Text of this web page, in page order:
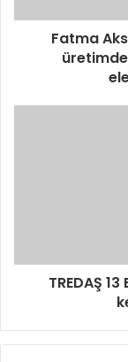
Fatma
üretimde
TREDAŞ